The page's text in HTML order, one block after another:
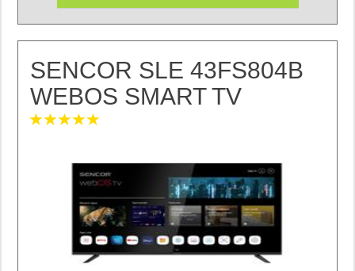
SENCOR SLE 43FS804B
WEBOS SMART TV